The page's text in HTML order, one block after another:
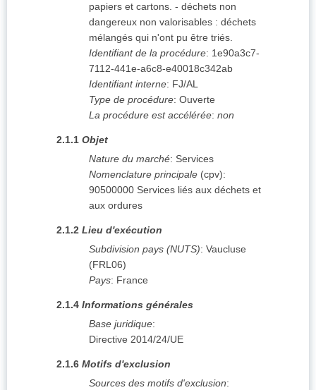
papiers et cartons. - déchets non
dangereux non valorisables : déchets
mélangés qui n'ont pu être triés.
Identifiant de la procédure: 1e90a3c7-
7112-441e-a6c8-e40018c342ab
Identifiant interne: FJ/AL
Type de procédure: Ouverte
La procédure est accélérée: non
2.1.1 Objet
Nature du marché: Services
Nomenclature principale (cpv):
90500000 Services liés aux déchets et
aux ordures
2.1.2 Lieu d'exécution
Subdivision pays (NUTS): Vaucluse
(FRL06)
Pays: France
2.1.4 Informations générales
Base juridique:
Directive 2014/24/UE
2.1.6 Motifs d'exclusion
Sources des motifs d'exclusion: